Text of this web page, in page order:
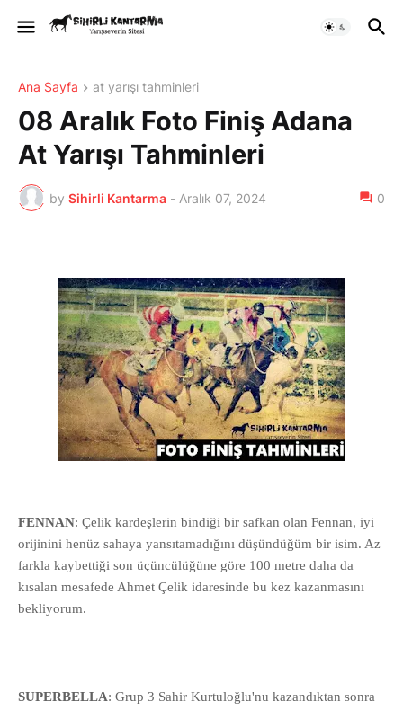
Ana Sayfa at yarışı tahminleri
08 Aralık Foto Finiş Adana
At Yarışı Tahminleri
by Sihirli Kantarma - Aralık 07, 2024 0
FENNAN: Çelik kardeşlerin bindiği bir safkan olan Fennan, iyi
orijinini henüz sahaya yansıtamadığını düşündüğüm bir isim. Az
farkla kaybettiği son üçüncülüğüne göre 100 metre daha da
kısalan mesafede Ahmet Çelik idaresinde bu kez kazanmasını
bekliyorum.
SUPERBELLA: Grup 3 Sahir Kurtuloğlu'nu kazandıktan sonra